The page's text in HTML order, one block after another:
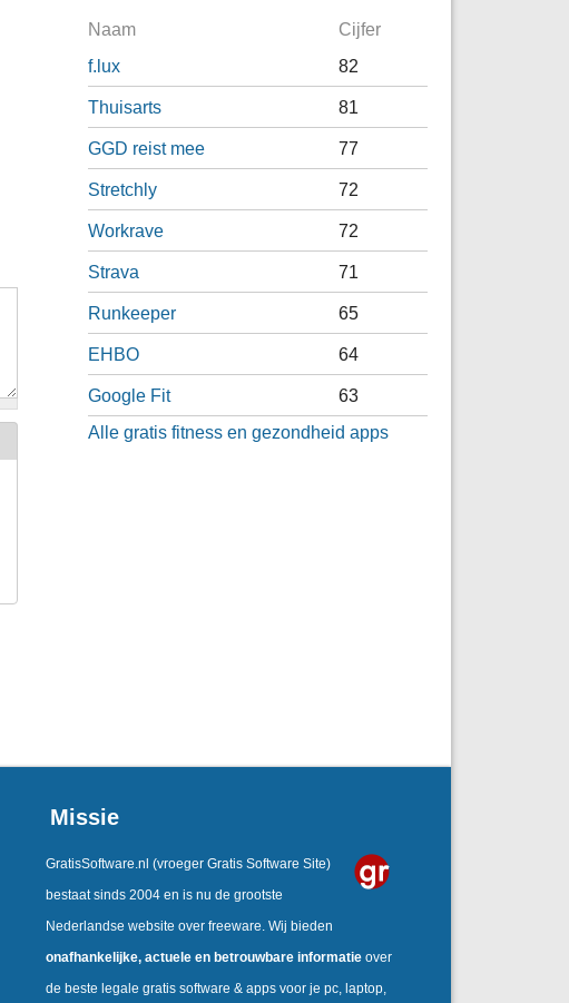
Naam Cijfer
f.lux 82
Thuisarts 81
GGD reist mee 77
Stretchly 72
Workrave 72
Strava 71
Runkeeper 65
EHBO 64
Google Fit
63
Alle gratis fitness en gezondheid apps
Missie
GratisSoftware.nl (vroeger Gratis Software Site)
bestaat sinds 2004 en is nu de grootste
Nederlandse website over freeware. Wij bieden
onafhankelijke, actuele en betrouwbare informatie over
de beste legale gratis software & apps voor je pc, laptop,